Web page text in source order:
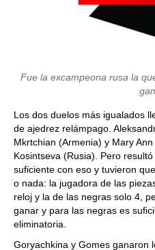
Fue la excampeona rusa la
Los dos duelos más igualados
de ajedrez relámpago.
Mkrtchian (Armenia) y Mary
Kosintseva (Rusia). Pero
suficiente con eso y tuvieron
o nada: la jugadora de las
reloj y la de las negras solo 4,
ganar y para las negras es
eliminatoria.
Goryachkina y Gomes ganaron